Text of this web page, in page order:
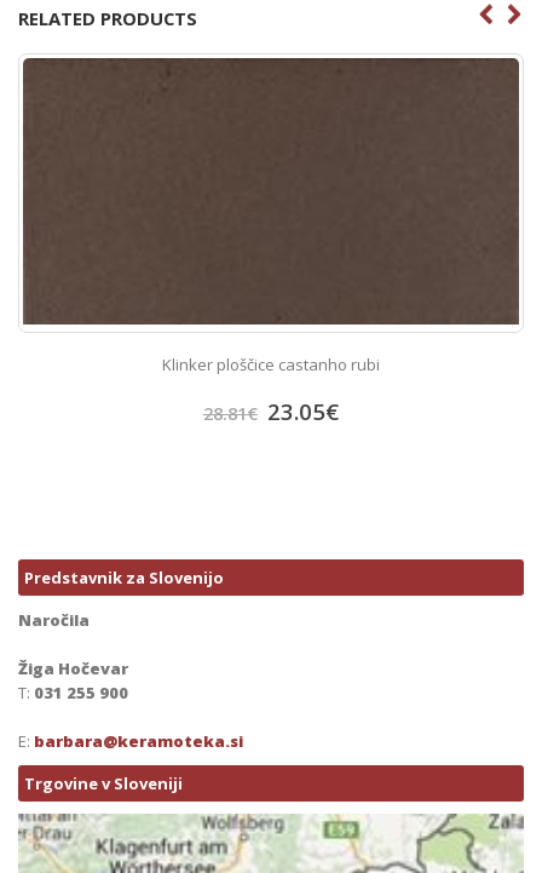
RELATED PRODUCTS
Klinker ploščice castanho rubi
28.81€ 23.05€
Predstavnik za Slovenijo
Naročila
Žiga Hočevar
T: 031 255 900
E: barbara@keramoteka.si
Trgovine v Sloveniji